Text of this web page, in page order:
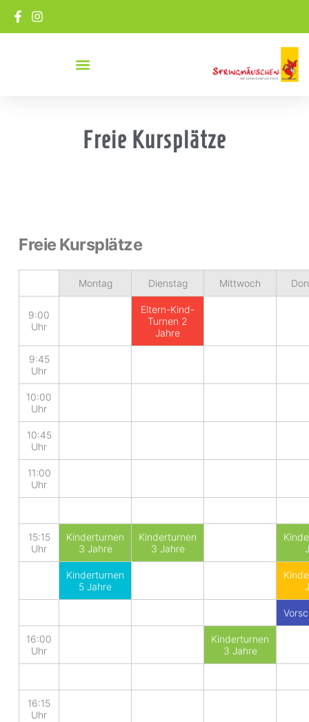
Freie Kursplätze
Freie Kursplätze
Montag Dienstag Mittwoch
9:00
Uhr
Eltern-Kind-
Turnen 2
Jahre
9:45
Uhr
10:00
Uhr
10:45
Uhr
11:00
Uhr
15:15
Uhr
Kinderturnen
3 Jahre
Kinderturnen
3 Jahre
Kinderturnen
5 Jahre
16:00
Uhr
Kinderturnen
3 Jahre
16:15
Uhr